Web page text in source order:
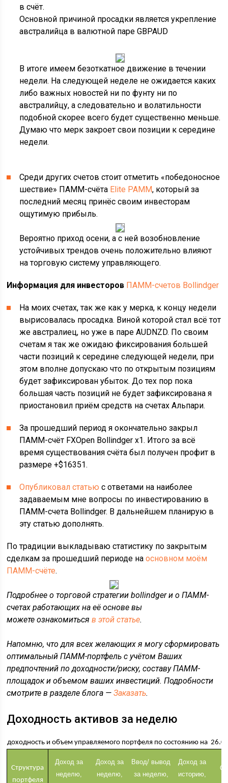
в счёт.
Основной причиной просадки является укрепление
австралийца в валютной паре GBPAUD
В итоге имеем безоткатное движение в течении
недели. На следующей неделе не ожидается каких
либо важных новостей ни по фунту ни по
австралийцу, а следовательно и волатильности
подобной скорее всего будет существенно меньше.
Думаю что мерк закроет свои позиции к середине
недели.
Среди других счетов стоит отметить «победоносное
шествие» ПАММ-счёта Elite PAMM, который за
последний месяц принёс своим инвесторам
ощутимую прибыль.
Вероятно приход осени, а с ней возобновление
устойчивых трендов очень положительно влияют
на торговую систему управляющего.
Информация для инвесторов ПАММ-счетов Bollindger
На моих счетах, так же как у мерка, к концу недели
вырисовалась просадка. Виной которой стал всё тот
же австралиец, но уже в паре AUDNZD. По своим
счетам я так же ожидаю фиксирования большей
части позиций к середине следующей недели, при
этом вполне допускаю что по открытым позициям
будет зафиксирован убыток. До тех пор пока
большая часть позиций не будет зафиксирована я
приостановил приём средств на счетах Альпари.
За прошедший период я окончательно закрыл
ПАММ-счёт FXOpen Bollindger x1. Итого за всё
время существования счёта был получен профит в
размере +$16351.
Опубликовал статью с ответами на наиболее
задаваемым мне вопросы по инвестированию в
ПАММ-счета Bollindger. В дальнейшем планирую в
эту статью дополнять.
По традиции выкладываю статистику по закрытым
сделкам за прошедший периоде наосновном моём
ПАММ-счёте.
Подробнее о торговой стратегии bollindger и о ПАММ-
счетах работающих на её основе вы
можете ознакомитьсяв этой статье.
Напомню, что для всех желающих я могу сформировать
оптимальный ПАММ-портфель с учётом Ваших
предпочтений по доходности/риску, составу ПАММ-
площадок и объемом ваших инвестиций. Подробности
смотрите в разделе блога —Заказать.
Доходность активов за неделю
доходность и объем управляемого портфеля по состоянию на
Структура
портфеля
Доход за
неделю,
Доход за
неделю,
Ввод/ вывод
за неделю,
Доход за
историю,